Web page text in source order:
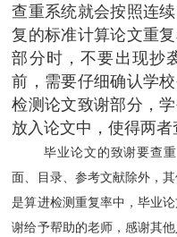
查重系统就会按照连
复的标准计算论文重
部分时，不要出现抄
前，需要仔细确认学
检测论文致谢部分，
放入论文中，使得两者
毕业论文的致谢要查
面、目录、参考文献除外，
是算进检测重复率中，毕业
谢给予帮助的老师，感谢其